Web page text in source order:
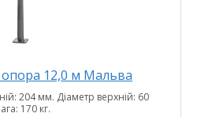
12,0 м Мальва
204 мм. Діаметр верхній: 60
170 кг.